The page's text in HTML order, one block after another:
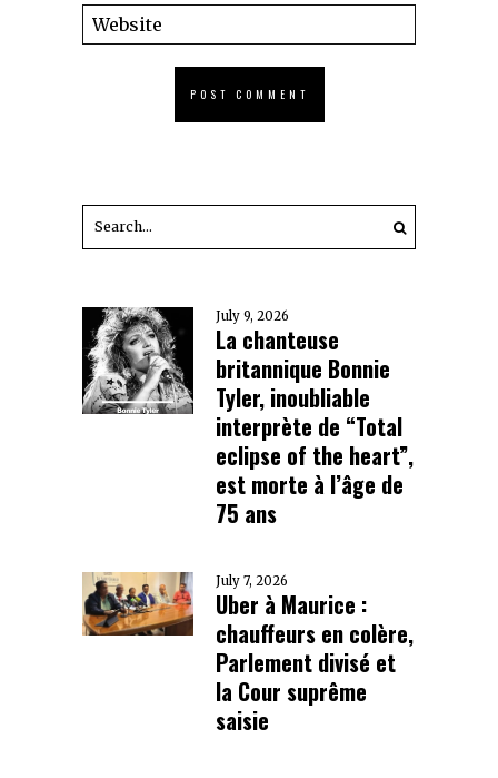
July 9, 2026
La chanteuse
britannique Bonnie
Tyler, inoubliable
interprète de “Total
eclipse of the heart”,
est morte à l’âge de
75 ans
July 7, 2026
Uber à Maurice :
chauffeurs en colère,
Parlement divisé et
la Cour suprême
saisie